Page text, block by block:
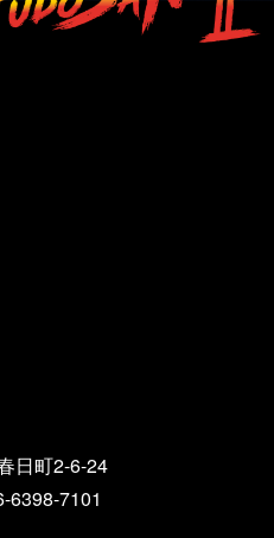
日町2-6-24
6398-7101